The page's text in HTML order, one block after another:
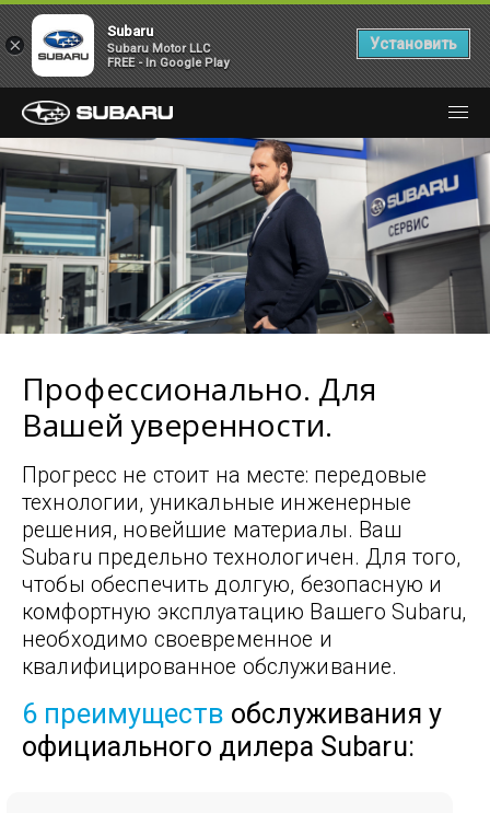
Профессионально. Для
Вашей уверенности.
Прогресс не стоит на месте: передовые
технологии, уникальные инженерные
решения, новейшие материалы. Ваш
Subaru предельно технологичен. Для того,
чтобы обеспечить долгую, безопасную и
комфортную эксплуатацию Вашего Subaru,
необходимо своевременное и
квалифицированное обслуживание.
6 преимуществ обслуживания у
официального дилера Subaru:
×
Subaru
Subaru Motor LLC
FREE - In Google Play
Установить